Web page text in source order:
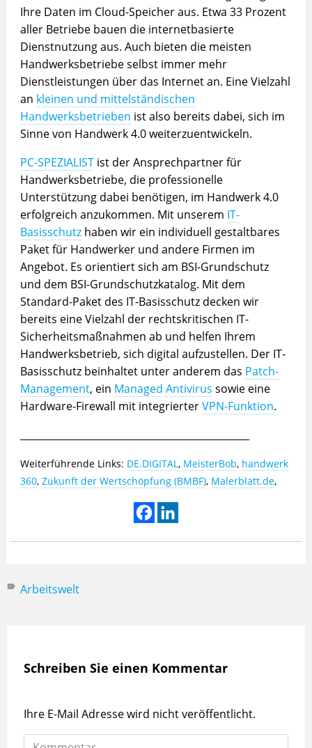
Ihre Daten im Cloud-Speicher aus. Etwa 33 Prozent
aller Betriebe bauen die internetbasierte
Dienstnutzung aus. Auch bieten die meisten
Handwerksbetriebe selbst immer mehr
Dienstleistungen über das Internet an. Eine Vielzahl
an kleinen und mittelständischen
Handwerksbetrieben ist also bereits dabei, sich im
Sinne von Handwerk 4.0 weiterzuentwickeln.
PC-SPEZIALISTist der Ansprechpartner für
Handwerksbetriebe, die professionelle
Unterstützung dabei benötigen, im Handwerk 4.0
erfolgreich anzukommen. Mit unserem IT-
Basisschutzhaben wir ein individuell gestaltbares
Paket für Handwerker und andere Firmen im
Angebot. Es orientiert sich am BSI-Grundschutz
und dem BSI-Grundschutzkatalog. Mit dem
Standard-Paket des IT-Basisschutz decken wir
bereits eine Vielzahl der rechtskritischen IT-
Sicherheitsmaßnahmen ab und helfen Ihrem
Handwerksbetrieb, sich digital aufzustellen. Der IT-
Basisschutz beinhaltet unter anderem das Patch-
Management, ein Managed Antivirus sowie eine
Hardware-Firewall mit integrierterVPN-Funktion.
Weiterführende Links: DE.DIGITAL, MeisterBob, handwerk
360, Zukunft der Wertschöpfung (BMBF), Malerblatt.de,
Arbeitswelt
Schreiben Sie einen Kommentar
Ihre E-Mail Adresse wird nicht veröffentlicht.